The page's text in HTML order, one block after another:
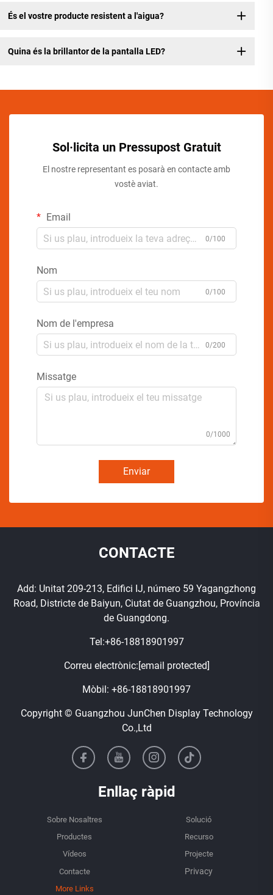
És el vostre producte resistent a l'aigua?
Quina és la brillantor de la pantalla LED?
Sol·licita un Pressupost Gratuit
El nostre representant es posarà en contacte amb
vostè aviat.
Email
0/100
Nom
0/100
Nom de l'empresa
0/200
Missatge
0/1000
Enviar
CONTACTE
Add: Unitat 209-213, Edifici IJ, número 59 Yagangzhong
Road, Districte de Baiyun, Ciutat de Guangzhou, Província
de Guangdong.
Tel:+86-18818901997
Correu electrònic: [email protected]
Mòbil: +86-18818901997
Copyright © Guangzhou JunChen Display Technology
Co.,Ltd
Enllaç ràpid
Sobre Nosaltres
Solució
Productes
Recurso
Vídeos
Projecte
Contacte
More Links